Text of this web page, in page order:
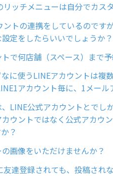
ッチメニューは自分でカス
ントの連携をしているのです
定をしたらいいでしょうか？
で何店舗（スペース）まで
に使うLINEアカウントは複
アカウント毎に、1メー
LINE公式アカウントとでし
ウントではなく公式アカウ
？
画像をいただけませんか？
達登録されても、投稿され